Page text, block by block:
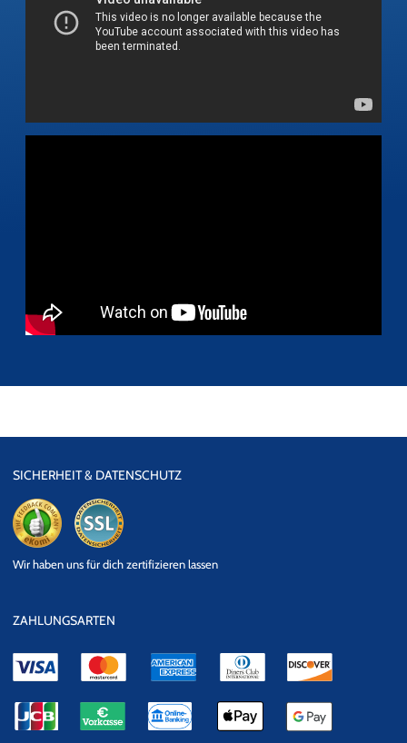
SICHERHEIT & DATENSCHUTZ
Datensicherheit
Wir haben uns für dich zertifizieren lassen
ZAHLUNGSARTEN